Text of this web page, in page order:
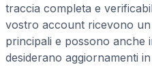
traccia completa e
vostro account ricevono
principali e possono anche
desiderano aggiornamenti